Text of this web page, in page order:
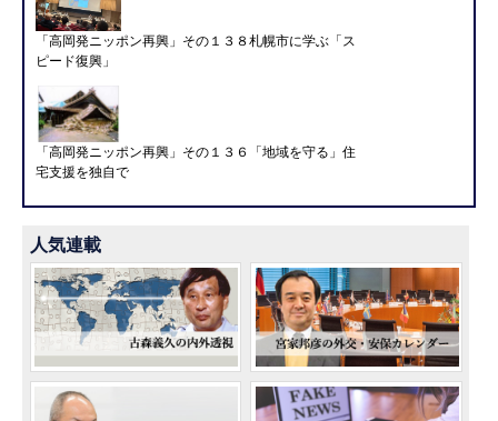
「高岡発ニッポン再興」その１３８札幌市に学ぶ「ス
ピード復興」
「高岡発ニッポン再興」その１３６「地域を守る」住
宅支援を独自で
人気連載